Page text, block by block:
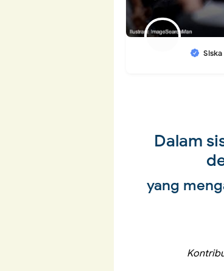
Siska
Dalam
yang